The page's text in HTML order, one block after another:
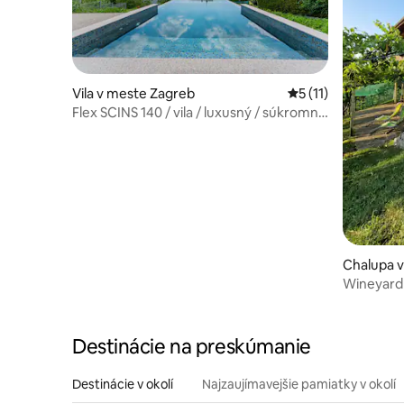
Vila v meste Zagreb Priemerné
5 (11)
Flex SCINS 140 / vila / luxusný / súkromný
Chalupa
Destinácie na preskúmanie
Destinácie v okolí Najzaujímavejšie pamiatky v okolí